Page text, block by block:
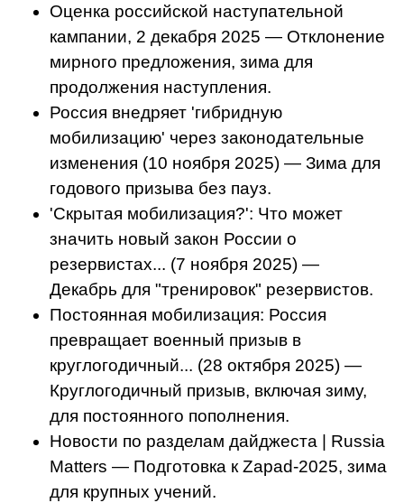
Оценка российской наступательной
кампании, 2 декабря 2025 — Отклонение
мирного предложения, зима для
продолжения наступления.
Россия внедряет 'гибридную
мобилизацию' через законодательные
изменения (10 ноября 2025) — Зима для
годового призыва без пауз.
'Скрытая мобилизация?': Что может
значить новый закон России о
резервистах... (7 ноября 2025) —
Декабрь для "тренировок" резервистов.
Постоянная мобилизация: Россия
превращает военный призыв в
круглогодичный... (28 октября 2025) —
Круглогодичный призыв, включая зиму,
для постоянного пополнения.
Новости по разделам дайджеста | Russia
Matters — Подготовка к Zapad-2025, зима
для крупных учений.